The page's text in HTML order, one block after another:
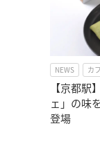
NEWS カ
【京都駅
ェ」の味
登場